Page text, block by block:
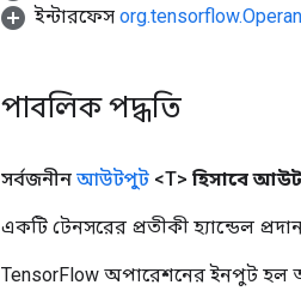
ইন্টারফেস
পাবলিক পদ্ধতি
সর্বজনীন আউটপুট <T> হিসাবে
একটি টেনসরের প্রতীকী হ্যান্ডেল
TensorFlow অপারেশনের ইনপুট হল